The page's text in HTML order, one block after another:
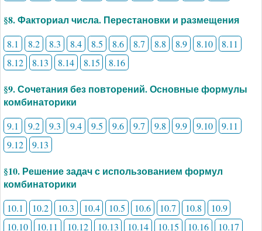
§8. Факториал числа. Перестановки и размещения
8.1 8.2 8.3 8.4 8.5 8.6 8.7 8.8 8.9 8.10
8.11
8.12
8.13 8.14 8.15 8.16
§9. Сочетания без повторений. Основные формулы
комбинаторики
9.1 9.2 9.3 9.4 9.5 9.6 9.7 9.8 9.9 9.10
9.11
9.12
9.13
§10. Решение задач с использованием формул
комбинаторики
10.1 10.2 10.3 10.4 10.5 10.6 10.7 10.8
10.9
10.10
10.11 10.12 10.13 10.14 10.15 10.16 10.17